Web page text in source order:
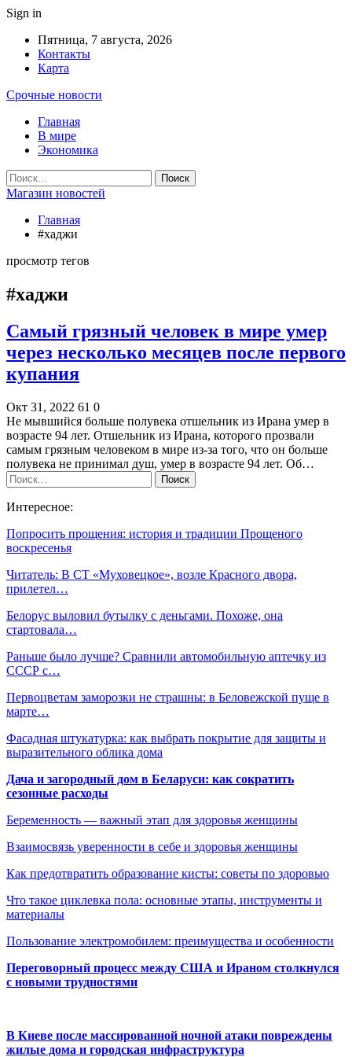
Sign in
Пятница, 7 августа, 2026
Контакты
Карта
Срочные новости
Главная
В мире
Экономика
Магазин новостей
Главная
#хаджи
просмотр тегов
#хаджи
Самый грязный человек в мире умер
через несколько месяцев после первого
купания
Окт 31, 2022 61 0
Не мывшийся больше полувека отшельник из Ирана умер в
возрасте 94 лет. Отшельник из Ирана, которого прозвали
самым грязным человеком в мире из-за того, что он больше
полувека не принимал душ, умер в возрасте 94 лет. Об…
Интересное:
Попросить прощения: история и традиции Прощеного
воскресенья
Читатель: В СТ «Муховецкое», возле Красного двора,
прилетел…
Белорус выловил бутылку с деньгами. Похоже, она
стартовала…
Раньше было лучше? Сравнили автомобильную аптечку из
СССР с…
Первоцветам заморозки не страшны: в Беловежской пуще в
марте…
Фасадная штукатурка: как выбрать покрытие для защиты и
выразительного облика дома
Дача и загородный дом в Беларуси: как сократить
сезонные расходы
Беременность — важный этап для здоровья женщины
Взаимосвязь уверенности в себе и здоровья женщины
Как предотвратить образование кисты: советы по здоровью
Что такое циклевка пола: основные этапы, инструменты и
материалы
Пользование электромобилем: преимущества и особенности
Переговорный процесс между США и Ираном столкнулся
с новыми трудностями
В Киеве после массированной ночной атаки повреждены
жилые дома и городская инфраструктура